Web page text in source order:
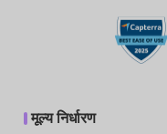
मूल्य निर्धारण